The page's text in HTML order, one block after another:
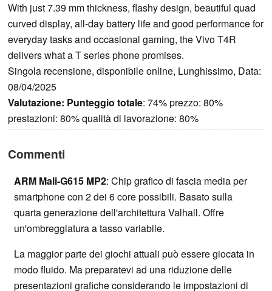
With just 7.39 mm thickness, flashy design, beautiful quad
curved display, all-day battery life and good performance for
everyday tasks and occasional gaming, the Vivo T4R
delivers what a T series phone promises.
Singola recensione, disponibile online, Lunghissimo, Data:
08/04/2025
Valutazione: Punteggio totale: 74% prezzo: 80%
prestazioni: 80% qualità di lavorazione: 80%
Commenti
ARM Mali-G615 MP2: Chip grafico di fascia media per
smartphone con 2 dei 6 core possibili. Basato sulla
quarta generazione dell'architettura Valhall. Offre
un'ombreggiatura a tasso variabile.
La maggior parte dei giochi attuali può essere giocata in
modo fluido. Ma preparatevi ad una riduzione delle
presentazioni grafiche considerando le impostazioni di